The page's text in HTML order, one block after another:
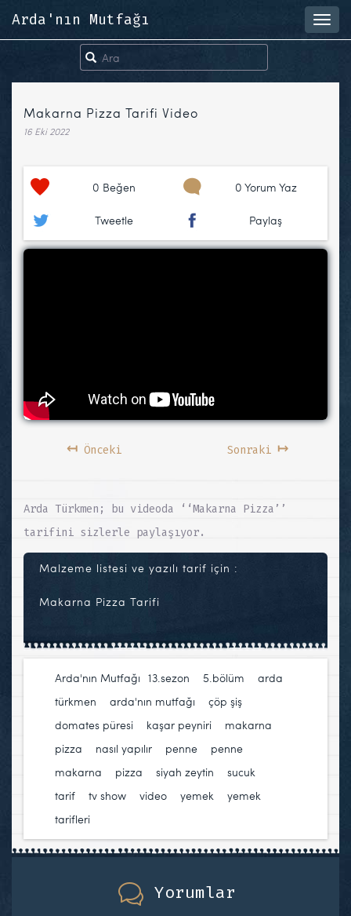
Arda'nın Mutfağı
Makarna Pizza Tarifi Video
16 Eki 2022
0 Beğen 0 Yorum Yaz
Tweetle Paylaş
↤Önceki Sonraki ↦
Arda Türkmen; bu videoda ‘‘Makarna Pizza’’
tarifini sizlerle paylaşıyor.
Malzeme listesi ve yazılı tarif için :
Makarna Pizza Tarifi
Arda'nın Mutfağı 13.sezon 5.bölüm
arda
türkmen
arda'nın mutfağı çöp şiş
domates püresi
kaşar peyniri
makarna
pizza
nasıl yapılır penne
penne
makarna
pizza siyah zeytin sucuk
tarif
tv show video yemek
yemek
tarifleri
Yorumlar